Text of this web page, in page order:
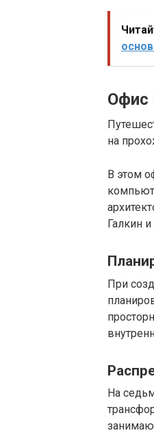
Офис
на
В этом
Галкин
При
На